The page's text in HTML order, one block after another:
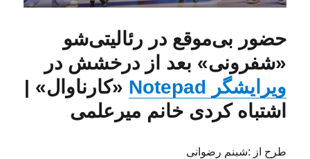
حضور بی‌موقع در رئالیتی‌شو
«شفرونی» بعد از درخشش در
ویرایشگر Notepad
«کارناوال» |
اشتباه کردی خانم میرعلمی
طرح از :شبنم رضوانی